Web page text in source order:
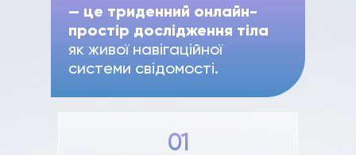
— це триденний онлайн-
простір дослідження тіла
як живої навігаційної
системи свідомості.
01